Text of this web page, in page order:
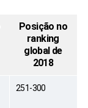
Posição no
ranking
global de
2018
251-300